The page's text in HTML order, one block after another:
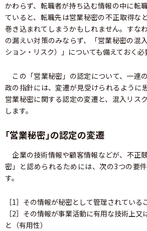
かわらず、転職者が持ち込む情報の中に転
ていると、転職先は営業秘密の不正取得な
巻き込まれてしまうかもしれません。すな
の漏えい対策のみならず、「営業秘密の混
ション・リスク）」についても備えておく必
この「営業秘密」の認定について、一連
政の指針には、変遷が見受けられるように
営業秘密に関する認定の変遷と、混入リス
します。
「営業秘密」の認定の変遷
企業の技術情報や顧客情報などが、不正
密」と認められるためには、次の3つの要
す。
［1］その情報が秘密として管理されている
［2］その情報が事業活動に有用な技術上又
と（有用性）